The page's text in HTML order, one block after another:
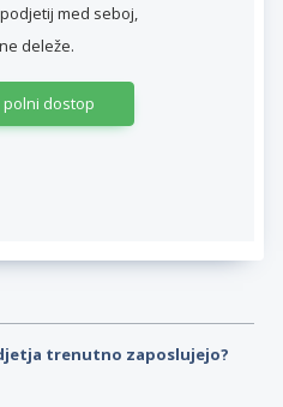
med seboj,
deleže.
dostop
trenutno zaposlujejo?